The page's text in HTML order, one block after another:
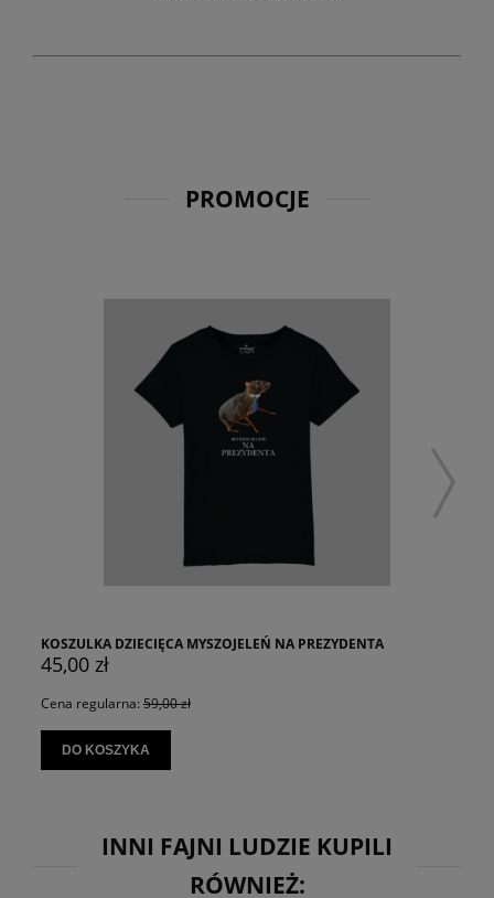
PROMOCJE
KOSZULKA DZIECIĘCA MYSZOJELEŃ NA PREZYDENTA
45,00 zł
Cena regularna: 59,00 zł
DO KOSZYKA
INNI FAJNI LUDZIE KUPILI
RÓWNIEŻ: